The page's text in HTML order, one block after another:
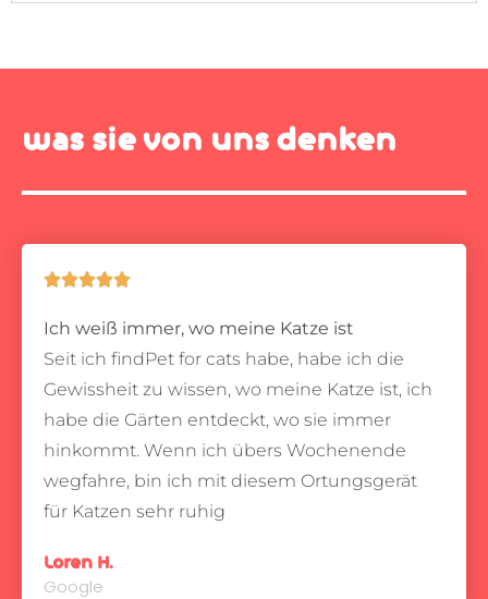
was sie von uns denken

Ich weiß immer, wo meine Katze ist
Seit ich findPet for cats habe, habe ich die
Gewissheit zu wissen, wo meine Katze ist, ich
habe die Gärten entdeckt, wo sie immer
hinkommt. Wenn ich übers Wochenende
wegfahre, bin ich mit diesem Ortungsgerät
für Katzen sehr ruhig
Loren H.
Google